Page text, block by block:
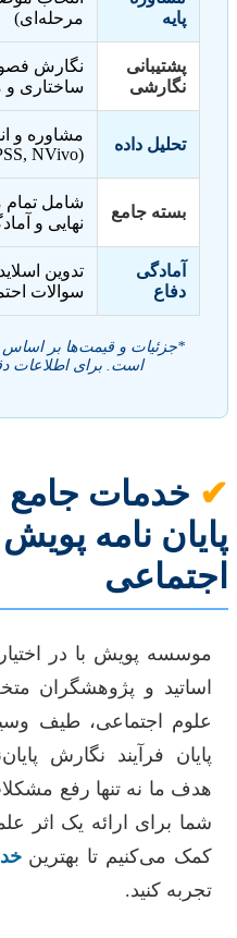
پایه
مرحله‌ای)
پشتیبانی
نگارشی
ساختاری و
تحلیل داده
مشاوره و
(SPSS, NVivo)
بسته جامع
شامل تمام
نهایی و
آمادگی
دفاع
تدوین
سوالات
*جزئیات و قیمت‌ها بر اساس
است. برای اطلاعات
✔ خدمات
پایان نامه
اجتماعی
موسسه پویش با در
اساتید و پژوهشگران
علوم اجتماعی، طیف
پایان فرآیند نگارش
هدف ما نه تنها رفع
شما برای ارائه یک اثر
کمک می‌کنیم تا بهترین
تجربه کنید.